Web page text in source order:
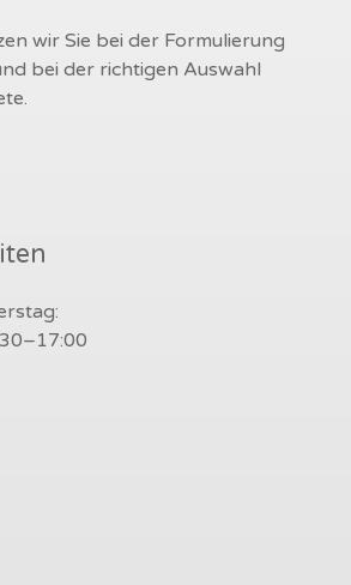
wir Sie bei der Formulierung
bei der richtigen Auswahl